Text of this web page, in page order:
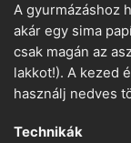
A gyurmázáshoz
akár egy sima
csak magán az
lakkot!). A kezed
használj nedves
Technikák